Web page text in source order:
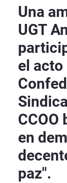
Una
UGT
el acto
CCOO
en
paz".